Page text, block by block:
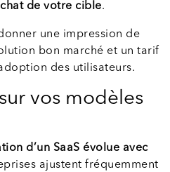
de votre cible.
une impression de
bon marché et un tarif
des utilisateurs.
vos modèles
d’un SaaS évolue avec
ajustent fréquemment